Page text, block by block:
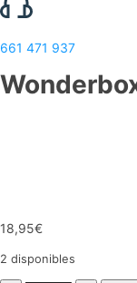
661 471 937
18,95€
2 disponibles